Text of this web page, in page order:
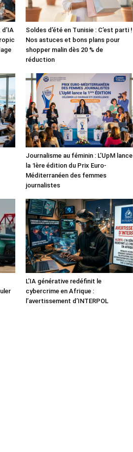
Soldes d’été en Tunisie : C’est parti !
Nos astuces et bons plans pour
shopper malin dès 20 % de
réduction
Journalisme au féminin : L’UpM lance
la 1ère édition du Prix Euro-
Méditerranéen des femmes
journalistes
L’IA générative redéfinit le
cybercrime en Afrique :
l’avertissement d’INTERPOL